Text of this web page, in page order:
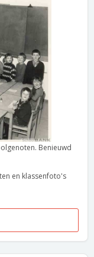
Benieuwd
en klassenfoto's